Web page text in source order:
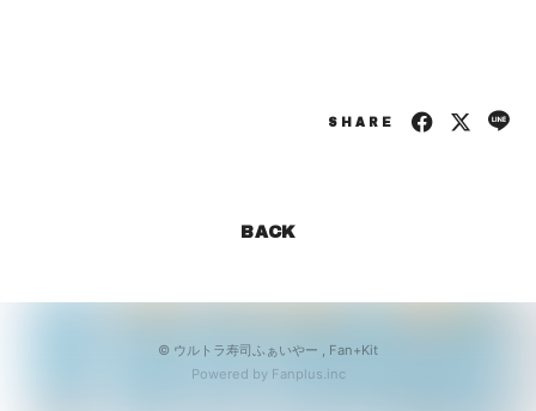
SHARE
BACK
© ウルトラ寿司ふぁいやー , Fan+Kit
Powered by Fanplus.inc